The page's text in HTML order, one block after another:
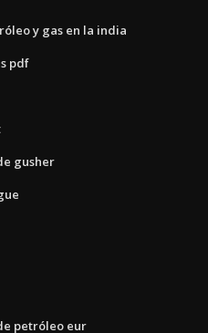
y gas en la india
pdf
gusher
petróleo eur